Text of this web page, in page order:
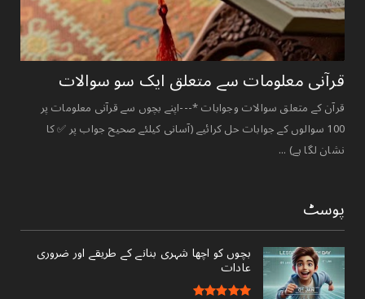
قرآنی ‏معلومات ‏سے ‏متعلق ‏ایک ‏سو ‏سوالات ‏
قرآن کے متعلق سوالات وجوابات *---اپنے بچوں سے قرآنی معلومات پر
100 سوالوں کے جوابات حل کرائیے (آسانی کیلئے صحیح جواب پر ✅ کا
نشان لگا ہے) ...
پوسٹ
بچوں کو اچھا شہری بنانے کے طریقے اور ضروری
عادات